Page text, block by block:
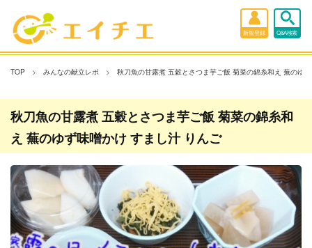
新規登録 Q&A検索
TOP みんなの献立レポ 秋刀魚の甘露煮 五穀とさつま芋ご飯 菊菜の錦糸和え 蕪のゆ
秋刀魚の甘露煮 五穀とさつま芋ご飯 菊菜の錦糸和
え 蕪のゆず味噌かけ すまし汁 りんご